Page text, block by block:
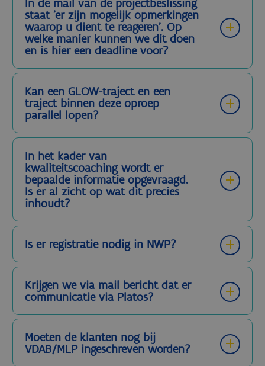
In de mail van de projectbeslissing
staat 'er zijn mogelijk opmerkingen
waarop u dient te reageren'. Op
welke manier kunnen we dit doen
en is hier een deadline voor?
Kan een GLOW-traject en een
traject binnen deze oproep
parallel lopen?
In het kader van
kwaliteitscoaching wordt er
bepaalde informatie opgevraagd.
Is er al zicht op wat dit precies
inhoudt?
Is er registratie nodig in NWP?
Krijgen we via mail bericht dat er
communicatie via Platos?
Moeten de klanten nog bij
VDAB/MLP ingeschreven worden?